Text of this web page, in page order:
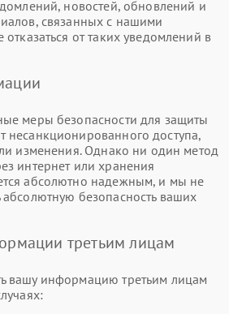
новостей, обновлений и
связанных с нашими
от таких уведомлений в
меры безопасности для защиты
доступа,
изменения. Однако ни один метод
интернет или хранения
абсолютно надежным, и мы не
безопасность ваших
третьим лицам
вашу информацию третьим лицам